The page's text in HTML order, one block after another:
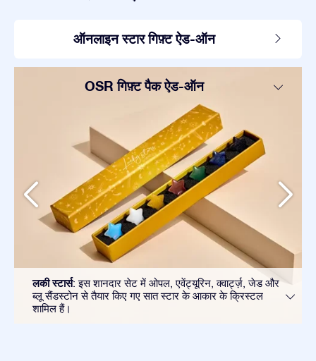
ऑनलाइन स्टार गिफ़्ट ऐड-ऑन
OSR गिफ़्ट पैक ऐड-ऑन
लकी स्टार्स: इस शानदार सेट में ओपल, एवेंट्यूरिन, क्वार्ट्ज़, जेड और
ब्लू सैंडस्टोन से तैयार किए गए सात स्टार के आकार के क्रिस्टल
शामिल हैं।